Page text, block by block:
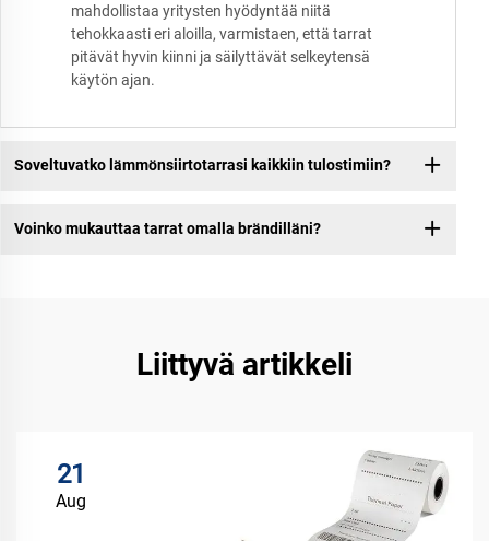
mahdollistaa yritysten hyödyntää niitä
tehokkaasti eri aloilla, varmistaen, että tarrat
pitävät hyvin kiinni ja säilyttävät selkeytensä
käytön ajan.
Soveltuvatko lämmönsiirtotarrasi kaikkiin tulostimiin?
Voinko mukauttaa tarrat omalla brändilläni?
Liittyvä artikkeli
21
Aug